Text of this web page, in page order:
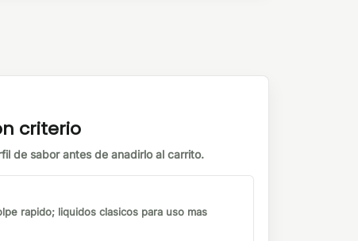
criterio
de sabor antes de anadirlo al carrito.
rapido; liquidos clasicos para uso mas